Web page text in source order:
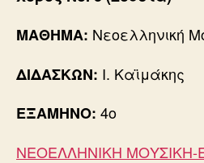
ΜΑΘΗΜΑ: Νεοελληνική
ΔΙΔΑΣΚΩΝ: Ι. Καϊμάκης
ΕΞΑΜΗΝΟ: 4ο
ΝΕΟΕΛΛΗΝΙΚΗ